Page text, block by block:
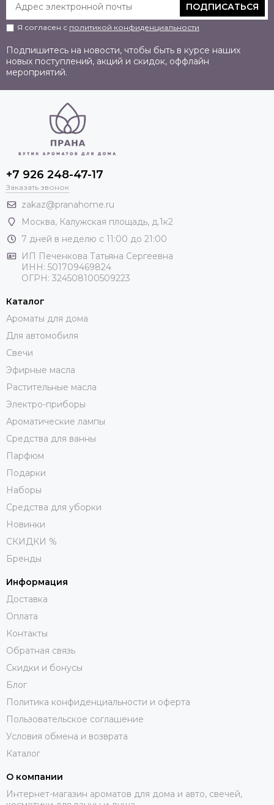
ПОДПИСАТЬСЯ
Я согласен с политикой конфиденциальности
Подпишитесь на новости, чтобы быть в курсе наших
новых поступлений, акций и скидок, оффлайн
мероприятий.
+7 926 248-47-17
Заказать звонок
zakaz@pranahome.ru
Москва, Калужская площадь, д.1к2
7 дней в неделю с 11:00 до 21:00
ИП Печенкова Татьяна Сергеевна
ИНН: 501709469824
ОГРН: 324508100509223
Каталог
Ароматы для дома
Для автомобиля
Свечи
Эфирные масла
Растительные масла
Электро-приборы
Ароматические лампы
Средства для ванны
Парфюм
Подарки
Наборы
Средства для уборки
Новинки
СКИДКИ %
Бренды
Информация
Доставка
Оплата
Контакты
Обратная связь
Скидки и бонусы
Блог
Политика конфиденциальности и оферта
Пользовательское соглашение
Условия обмена и возврата
Каталог
О компании
Интернет-магазин ароматов для дома и авто, свечей,